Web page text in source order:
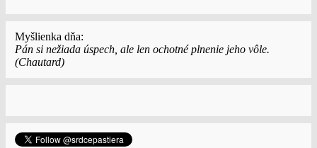
Myšlienka dňa:
Pán si nežiada úspech, ale len ochotné plnenie jeho vôle.
(Chautard)